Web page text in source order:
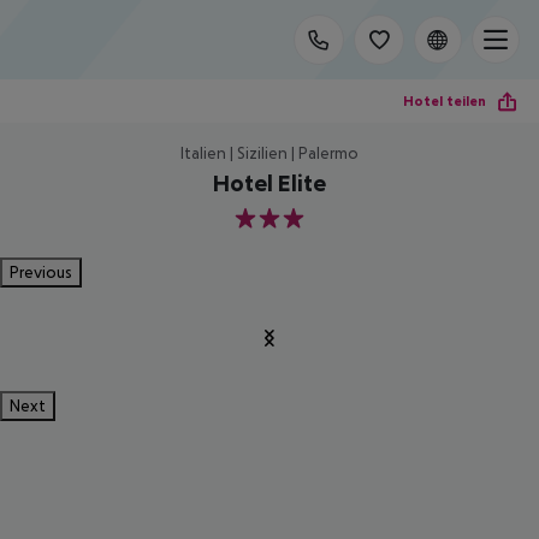
Hotel teilen
Italien | Sizilien | Palermo
Hotel Elite
3
Previous
Next